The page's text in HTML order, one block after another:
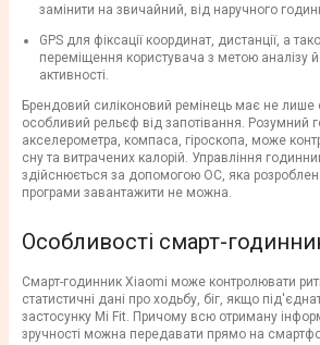
замінити на звичайний, від наручного
GPS для фіксації координат, дистанції, а
переміщення користувача з метою аналізу
активності.
Брендовий силіконовий ремінець має не лише
особливий рельєф від запотівання. Розумний
акселерометра, компаса, гіроскопа, може
сну та витрачених калорій. Управління
здійснюється за допомогою ОС, яка
програми завантажити не можна.
Особливості смарт-
Смарт-годинник Xiaomi може контролювати
статистичні дані про ходьбу, біг, якщо
застосунку Mi Fit. Причому всю отриману
зручності можна передавати прямо на